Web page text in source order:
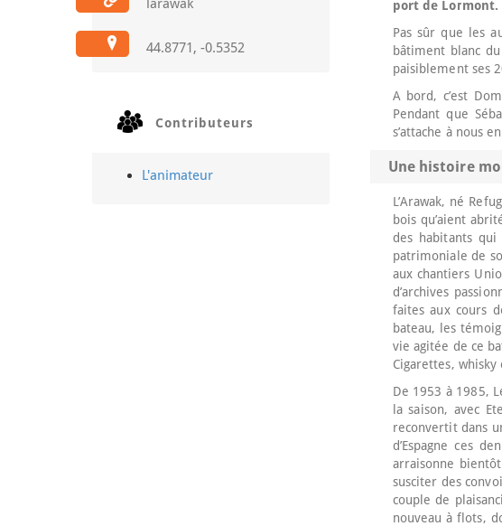
larawak
44.8771, -0.5352
Contributeurs
L'animateur
port de Lormont.
Pas sûr que les
bâtiment blanc
paisiblement ses
A bord, c’est
Pendant que
s’attache à nous
Une histoire
L’Arawak, né
bois qu’aient
des habitants
patrimoniale de
aux chantiers
d’archives
faites aux cours
bateau, les
vie agitée de ce
Cigarettes,
De 1953 à 1985,
la saison, avec
reconvertit dans
d’Espagne ces
arraisonne
susciter des
couple de
nouveau à flots,